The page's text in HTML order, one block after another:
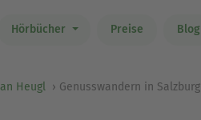
Hörbücher Preise Blog
Heugl Genusswandern in Salzburg